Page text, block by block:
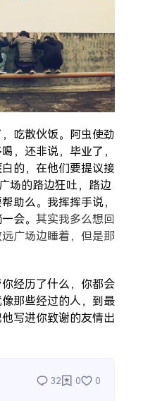
吃散伙饭。阿虫使劲
，还非说，毕业了，
的，在他们要提议接
场的路边狂吐，路边
助么。我挥挥手说，
会。 其实我多么想回
广场边睡着，但是那
经历了什么，你都会
那些经过的人，到最
写进你致谢的友情出
32 0 0